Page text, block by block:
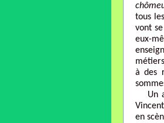
tous
vont
eux-
à des
Un
en